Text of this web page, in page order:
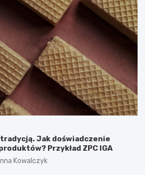
Jak doświadczenie
Przykład ZPC IGA
Kowalczyk